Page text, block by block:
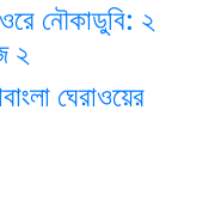
নৌকাডুবি: ২
২
ঘেরাওয়ের